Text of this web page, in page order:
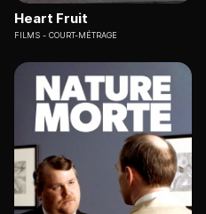
Heart Fruit
FILMS COURT-MÉTRAGE